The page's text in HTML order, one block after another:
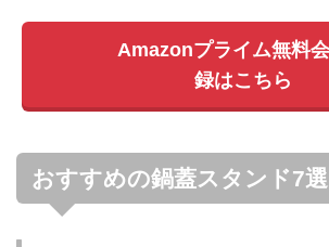
Amazonプライム無料
録はこちら
おすすめの鍋蓋スタンド7選